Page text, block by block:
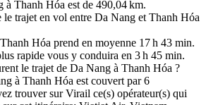
à Thanh Hóa est de 490,04 km.
le trajet en vol entre Da Nang et Thanh Hóa
Hóa prend en moyenne 17 h 43 min.
rapide vous y conduira en 3 h 45 min.
le trajet de Da Nang à Thanh Hóa ?
à Thanh Hóa est couvert par 6
trouver sur Virail ce(s) opérateur(s) qui